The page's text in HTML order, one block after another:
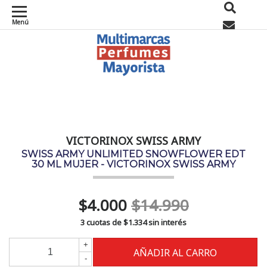
Menú
VICTORINOX SWISS ARMY
SWISS ARMY UNLIMITED SNOWFLOWER EDT
30 ML MUJER - VICTORINOX SWISS ARMY
$4.000$14.990
3 cuotas de$1.334sin interés
+
-